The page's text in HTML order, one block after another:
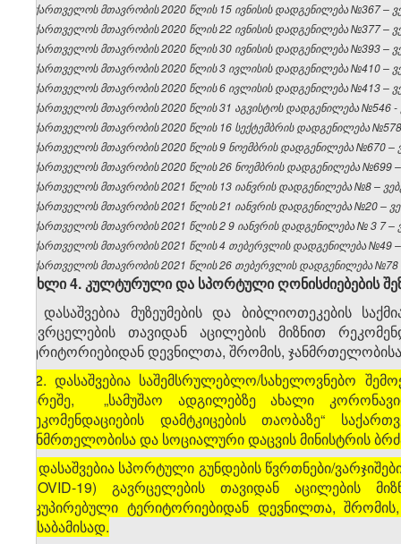
საქართველოს მთავრობის 2020 წლის 15 ივნისის დადგენილება №367 –
საქართველოს მთავრობის 2020 წლის 22 ივნისის დადგენილება №377 –
საქართველოს მთავრობის 2020 წლის 30 ივნისის დადგენილება №393 –
საქართველოს მთავრობის 2020 წლის 3 ივლისის დადგენილება №410 –
საქართველოს მთავრობის 2020 წლის 6 ივლისის დადგენილება №413 –
საქართველოს მთავრობის 2020 წლის 31 აგვისტოს დადგენილება №546 -
საქართველოს მთავრობის 2020 წლის 16 სექტემბრის დადგენილება
საქართველოს მთავრობის 2020 წლის 9 ნოემბრის დადგენილება №670 –
საქართველოს მთავრობის 2020 წლის 26 ნოემბრის დადგენილება №699
საქართველოს მთავრობის 2021 წლის 13 იანვრის დადგენილება №8 –
საქართველოს მთავრობის 2021 წლის 21 იანვრის დადგენილება №20 –
საქართველოს მთავრობის2021 წლის 29 იანვრის დადგენილება№3 7 –
საქართველოს მთავრობის 2021 წლის 4 თებერვლის დადგენილება №49 –
საქართველოს მთავრობის 2021 წლის 26 თებერვლის დადგენილება №78
მუხლი 4.კულტურულიდა სპორტულიღონისძიებების
1. დასაშვებია მუზეუმების და ბიბლიოთეკების
გავრცელების თავიდან აცილების მიზნით
ტერიტორიებიდან დევნილთა, შრომის,
2. დასაშვებია საშემსრულებლო/სახელოვნებო
გარეშე, „სამუშაო ადგილებზე ახალი
რეკომენდაციების დამტკიცების თაობაზე“
ჯანმრთელობისა და სოციალური დაცვის მინისტრის
3. დასაშვებია სპორტული გუნდების წვრთნები/
(COVID-19) გავრცელების თავიდან აცილების
ოკუპირებული ტერიტორიებიდან დევნილთა,
შესაბამისად.